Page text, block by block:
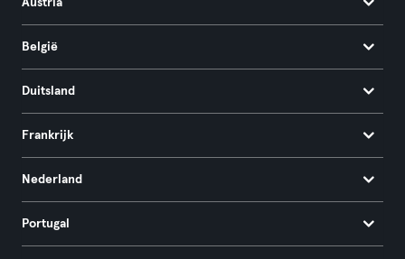
Austria
België
Duitsland
Frankrijk
Nederland
Portugal